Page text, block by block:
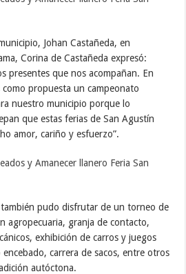
Johan Castañeda, en
Corina de Castañeda expresó:
presentes que nos acompañan. En
propuesta un campeonato
nuestro municipio porque lo
que estas ferias de San Agustín
amor, cariño y esfuerzo”.
pudo disfrutar de un torneo de
agropecuaria, granja de contacto,
exhibición de carros y juegos
carrera de sacos, entre otros
autóctona.